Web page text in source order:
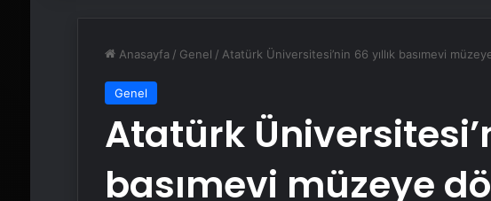
Anasayfa / Genel / Atatürk Üniversitesi’nin 66 yıllık basımevi
Genel
Atatürk
basımevi müzeye